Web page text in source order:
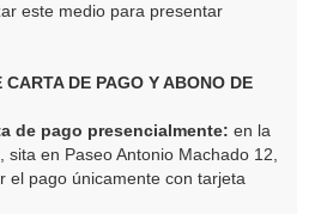
este medio para presentar
CARTA DE PAGO Y ABONO DE
de pago presencialmente: en la
sita en Paseo Antonio Machado 12,
el pago únicamente con tarjeta